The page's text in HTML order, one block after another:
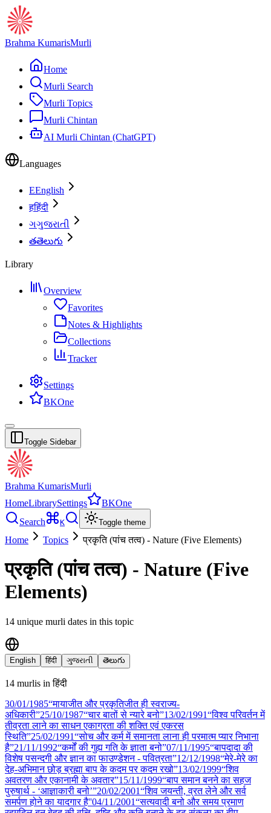
Brahma KumarisMurli
Home
Murli Search
Murli Topics
Murli Chintan
AI Murli Chintan (ChatGPT)
Languages
EEnglish
हहिंदी
ગગુજરાતી
తతెలుగు
Library
Overview
Favorites
Notes & Highlights
Collections
Tracker
Settings
BKOne
Toggle Sidebar
Brahma KumarisMurli
HomeLibrarySettings
BKOne
Search
K Toggle theme
Home Topics प्रकृति (पांच तत्व) - Nature (Five Elements)
प्रकृति (पांच तत्व) - Nature (Five
Elements)
14 unique murli dates in this topic
English हिंदी ગુજરાતી తెలుగు
14 murlis inहिंदी
30/01/1985“मायाजीत और प्रकृतिजीत ही स्वराज्य-
अधिकारी”25/10/1987“चार बातों से न्यारे बनो”13/02/1991“विश्व परिवर्तन में
तीव्रता लाने का साधन एकाग्रता की शक्ति एवं एकरस
स्थिति”25/02/1991“सोच और कर्म में समानता लाना ही परमात्म प्यार निभाना
है”21/11/1992“कर्मों की गुह्य गति के ज्ञाता बनो”07/11/1995“बापदादा की
विशेष पसन्दगी और ज्ञान का फाउण्डेशन - पवित्रता”12/12/1998“मेरे-मेरे का
देह-अभिमान छोड़ ब्रह्मा बाप के कदम पर कदम रखो”13/02/1999“शिव
अवतरण और एकानामी के अवतार”15/11/1999“बाप समान बनने का सहज
पुरुषार्थ - ‘आज्ञाकारी बनो’”20/02/2001“शिव जयन्ती, व्रत लेने और सर्व
समर्पण होने का यादगार है''04/11/2001“सत्यवादी बनो और समय प्रमाण